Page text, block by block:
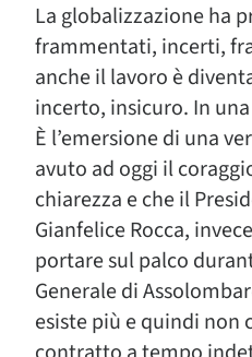
La globalizzazione ha
frammentati, incerti,
anche il lavoro è
incerto, insicuro. In
È l’emersione di una
avuto ad oggi il
chiarezza e che il
Gianfelice Rocca,
portare sul palco
Generale di
esiste più e quindi non